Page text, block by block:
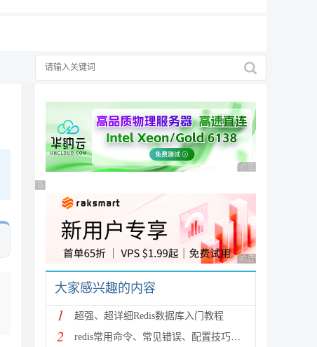
广告 商业广告，理性
广告 商业广告，理性选择
广告 商业广告，理性
大家感兴趣的内容
1 超强、超详细Redis数据库入门教程
2 redis常用命令、常见错误、配置技巧等分享